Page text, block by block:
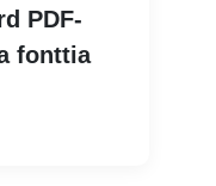
PDF-
fonttia